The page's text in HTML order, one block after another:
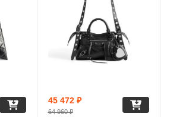
45 472₽
64 960₽